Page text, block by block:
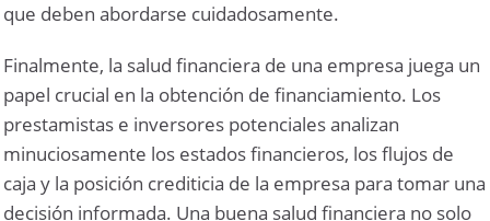
que deben abordarse cuidadosamente.
Finalmente, la salud financiera de una empresa juega un
papel crucial en la obtención de financiamiento. Los
prestamistas e inversores potenciales analizan
minuciosamente los estados financieros, los flujos de
caja y la posición crediticia de la empresa para tomar una
decisión informada. Una buena salud financiera no solo